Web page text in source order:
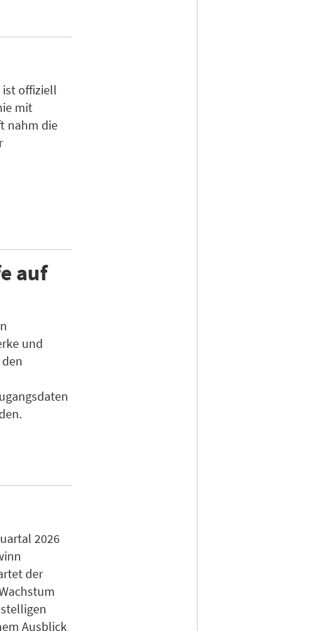
ist offiziell
mit
nahm die
auf
und
2026
der
Ausblick